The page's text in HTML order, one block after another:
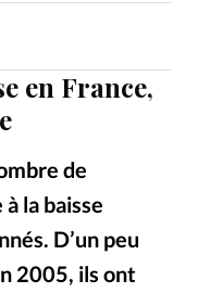
en France,
de
la baisse
D’un peu
2005, ils ont